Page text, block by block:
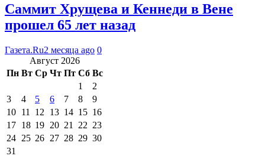
Саммит Хрущева и Кеннеди в Вене
прошел 65 лет назад
Газета.Ru2 месяца ago 0
Август 2026
Пн Вт Ср Чт Пт Сб Вс
1
2
3
4 5 6 7 8
9
10 11 12 13 14 15 16
17 18 19 20 21 22 23
24 25 26 27 28 29 30
31